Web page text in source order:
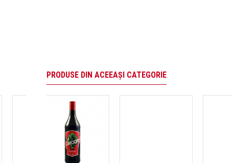
PRODUSE DIN ACEEAȘI CATEGORIE